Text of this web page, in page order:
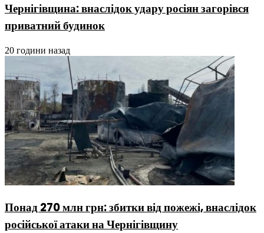
Чернігівщина: внаслідок удару росіян загорівся
приватний будинок
20 години назад
Понад 270 млн грн: збитки від пожежі, внаслідок
російської атаки на Чернігівщину